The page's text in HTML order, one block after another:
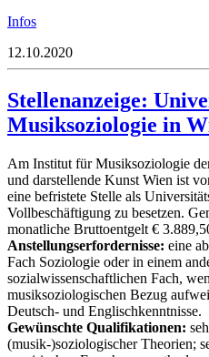
Infos
12.10.2020
Stellenanzeige:
Musiksoziologie in
Am Institut für Musiksoziologie
und darstellende Kunst Wien ist
eine befristete Stelle als
Vollbeschäftigung zu besetzen.
monatliche Bruttoentgelt €
Anstellungserfordernisse: eine
Fach Soziologie oder in einem
sozialwissenschaftlichen Fach,
musiksoziologischen Bezug
Deutsch- und Englischkenntnisse.
Gewünschte Qualifikationen:
(musik-)soziologischer Theorien;